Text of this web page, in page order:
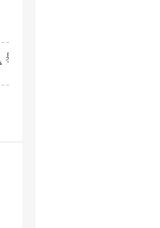
舉